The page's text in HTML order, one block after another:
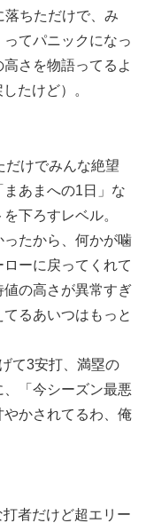
ちただけで、み
てパニックになっ
さを物語ってるよ
たけど）。
だけでみんな絶望
あまへの1日」な
下ろすレベル。
ったから、何かが噛
ーに戻ってくれて
の高さが異常すぎ
るあいつはもっと
て3安打、満塁の
「今シーズン最悪
かされてるわ、俺
者だけど超エリー